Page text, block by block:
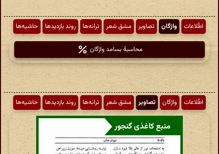
اطّلاعات واژگان تصاویر مشق شعر ترانه‌ها روند بازدیدها حاشیه‌ها
محاسبهٔ بسامد واژگان
اطّلاعات واژگان تصاویر مشق شعر ترانه‌ها روند بازدیدها حاشیه‌ها
منبع کاغذی گنجور